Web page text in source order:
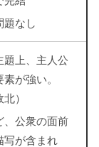
題なし
題上、主人公
が強い。
）
、公衆の面前
写が含まれ